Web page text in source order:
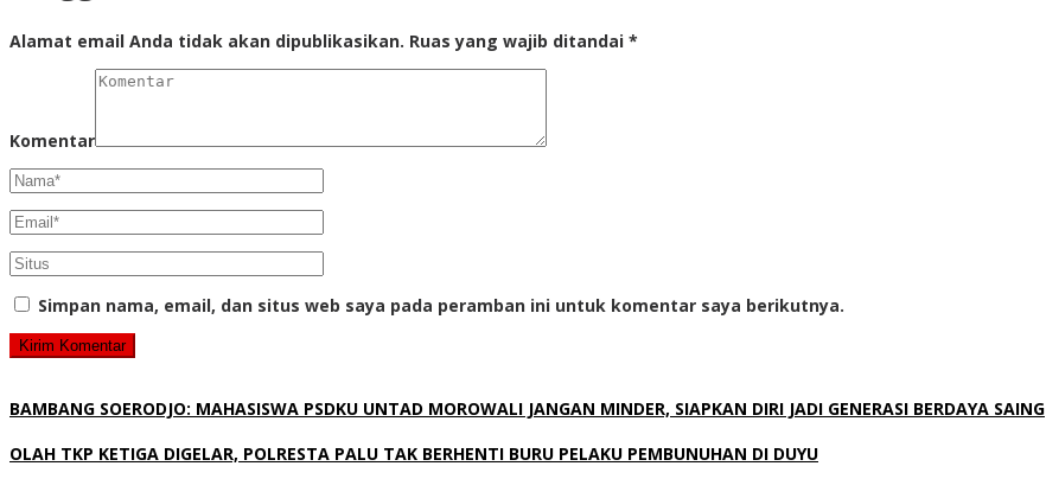
Alamat email Anda tidak akan dipublikasikan. Ruas yang wajib ditandai *
Komentar
Simpan nama, email, dan situs web saya pada peramban ini untuk komentar saya berikutnya.
BAMBANG SOERODJO: MAHASISWA PSDKU UNTAD MOROWALI JANGAN MINDER, SIAPKAN DIRI JADI GENERASI BERDAYA SAING
OLAH TKP KETIGA DIGELAR, POLRESTA PALU TAK BERHENTI BURU PELAKU PEMBUNUHAN DI DUYU